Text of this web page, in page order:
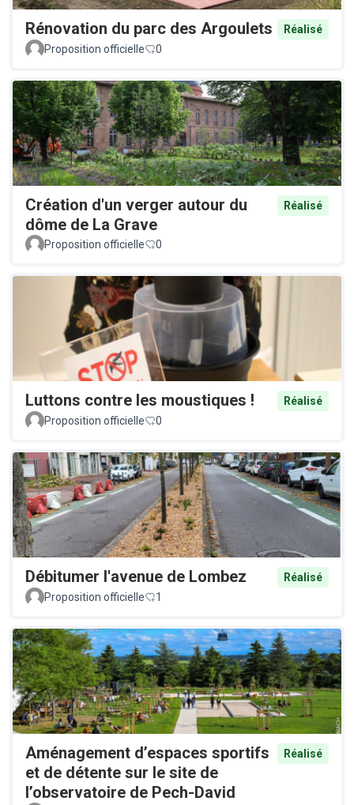
Rénovation du parc des Argoulets
Réalisé
Proposition officielle
0
Création d'un verger autour du
dôme de La Grave
Réalisé
Proposition officielle 0
Luttons contre les moustiques !
Réalisé
Proposition officielle
0
Débitumer l'avenue de Lombez
Réalisé
Proposition officielle
1
Aménagement d’espaces sportifs
et de détente sur le site de
l’observatoire de Pech-David
Réalisé